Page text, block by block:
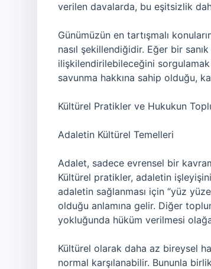
verilen davalarda, bu eşitsizlik
Günümüzün en tartışmalı
nasıl şekillendiğidir. Eğer bir
ilişkilendirilebileceğini
savunma hakkına sahip olduğu,
Kültürel Pratikler ve Hukukun
Adaletin Kültürel Temelleri
Adalet, sadece evrensel bir
Kültürel pratikler, adaletin
adaletin sağlanması için “yüz
olduğu anlamına gelir. Diğer
yokluğunda hüküm verilmesi
Kültürel olarak daha az bireysel
normal karşılanabilir. Bununla